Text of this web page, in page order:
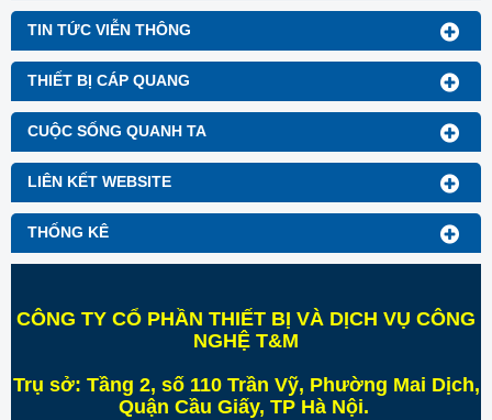
TIN TỨC VIỄN THÔNG
THIẾT BỊ CÁP QUANG
CUỘC SỐNG QUANH TA
LIÊN KẾT WEBSITE
THỐNG KÊ
CÔNG TY CỔ PHẦN THIẾT BỊ VÀ DỊCH VỤ CÔNG
NGHỆ T&M
Trụ sở: Tầng 2, số 110 Trần Vỹ, Phường Mai Dịch,
Quận Cầu Giấy, TP Hà Nội.